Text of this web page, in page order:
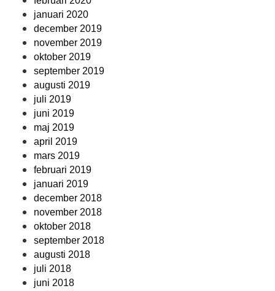
januari 2020
december 2019
november 2019
oktober 2019
september 2019
augusti 2019
juli 2019
juni 2019
maj 2019
april 2019
mars 2019
februari 2019
januari 2019
december 2018
november 2018
oktober 2018
september 2018
augusti 2018
juli 2018
juni 2018